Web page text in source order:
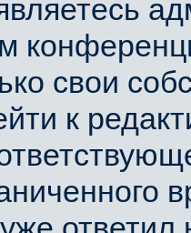
свои
к